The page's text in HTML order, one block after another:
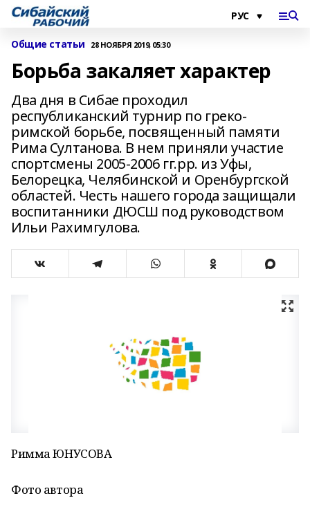
Общие статьи 28 НОЯБРЯ 2019, 05:30
Борьба закаляет характер
Два дня в Сибае проходил
республиканский турнир по греко-
римской борьбе, посвященный памяти
Рима Султанова. В нем приняли участие
спортсмены 2005-2006 гг.рр. из Уфы,
Белорецка, Челябинской и Оренбургской
областей. Честь нашего города защищали
воспитанники ДЮСШ под руководством
Ильи Рахимгулова.
Римма ЮНУСОВА
Фото автора